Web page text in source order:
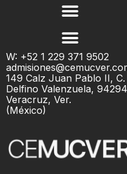
W: +52 1 229 371 9502
149 Calz Juan Pablo II, C.
Delfino Valenzuela, 94294
Veracruz, Ver.
(México)